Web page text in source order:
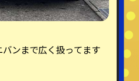
ンまで広く扱ってます